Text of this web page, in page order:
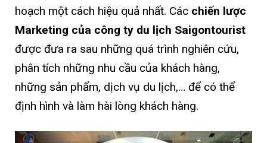
hoạch một cách hiệu quả nhất. Các chiến lược
Marketing của công ty du lịch Saigontourist
được đưa ra sau những quá trình nghiên cứu,
phân tích những nhu cầu của khách hàng,
những sản phẩm, dịch vụ du lịch,… để có thể
định hình và làm hài lòng khách hàng.